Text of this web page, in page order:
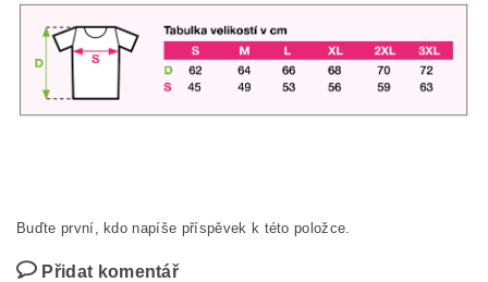
Buďte první, kdo napíše příspěvek k této položce.
Přidat komentář